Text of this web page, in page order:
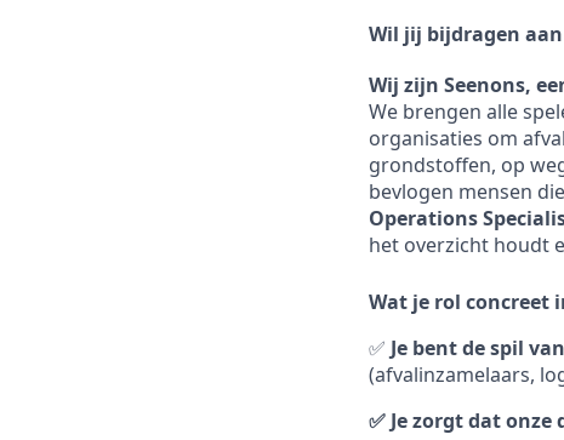
Wil jij bijdragen
Wij zijn Seenons,
We brengen alle
organisaties om
grondstoffen, op
bevlogen mensen
Operations
het overzicht houdt
Wat je rol concreet
✅ Je bent de spil
(afvalinzamelaars,
✅ Je zorgt dat